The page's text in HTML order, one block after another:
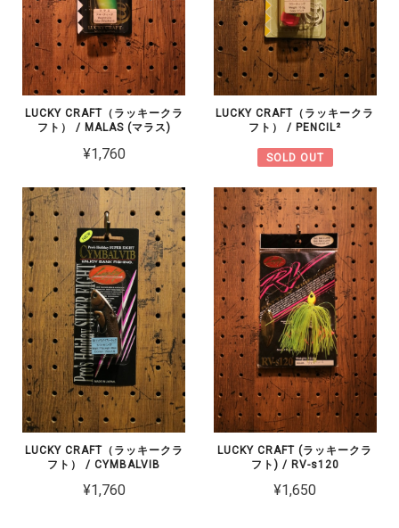
LUCKY CRAFT（ラッキークラ
フト） / MALAS (マラス)
¥1,760
LUCKY CRAFT（ラッキークラ
フト） / PENCIL²
SOLD OUT
LUCKY CRAFT（ラッキークラ
フト） / CYMBALVIB
¥1,760
LUCKY CRAFT (ラッキークラ
フト) / RV-s120
¥1,650